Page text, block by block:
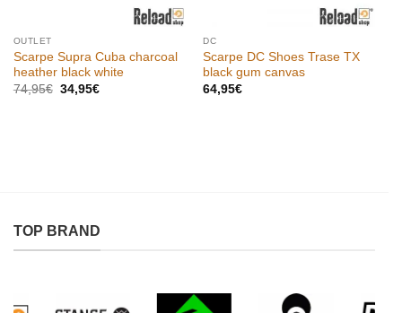
OUTLET
Scarpe Supra Cuba charcoal
heather black white
74,95€ Il
prezzo
34,95€Il
DC
Scarpe DC Shoes Trase TX
black gum canvas
64,95€
TOP BRAND